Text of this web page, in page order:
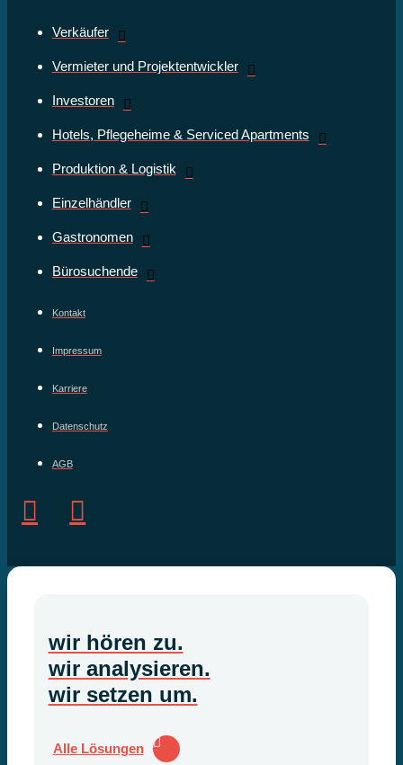
Verkäufer
Vermieter und Projektentwickler
Investoren
Hotels, Pflegeheime & Serviced Apartments
Produktion & Logistik
Einzelhändler
Gastronomen
Bürosuchende
Kontakt
Impressum
Karriere
Datenschutz
AGB
wir hören zu.
wir analysieren.
wir setzen um.
Alle Lösungen